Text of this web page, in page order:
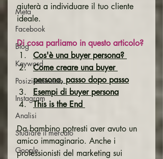
Meta
Facebook
Blog
Keyword
Posizionamento
Instagram
Analisi
Studiare il mercato
Google
aiuterà a individuare il tuo cliente
ideale.
Di cosa parliamo in questo articolo?
Cos'è una buyer persona?
Come creare una buyer
persona, passo dopo passo
Esempi di buyer persona
This is the End
Da bambino potresti aver avuto un
amico immaginario. Anche i
professionisti del marketing sui